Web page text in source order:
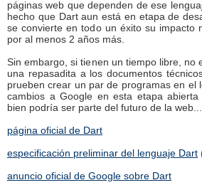
páginas web que dependen de ese
hecho que Dart aun está en etapa de
se convierte en todo un éxito su impacto
por al menos 2 años más.
Sin embargo, si tienen un tiempo libre, no
una repasadita a los documentos
prueben crear un par de programas en el
cambios a Google en esta etapa
bien podría ser parte del futuro de la web...
página oficial de Dart
especificación preliminar del lenguaje Dart
anuncio oficial de Google sobre Dart